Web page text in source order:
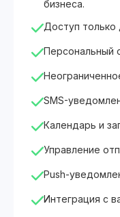
бизнеса.
Доступ только
Персональный
SMS-
Календарь и
Управление
Push-
Интеграция с